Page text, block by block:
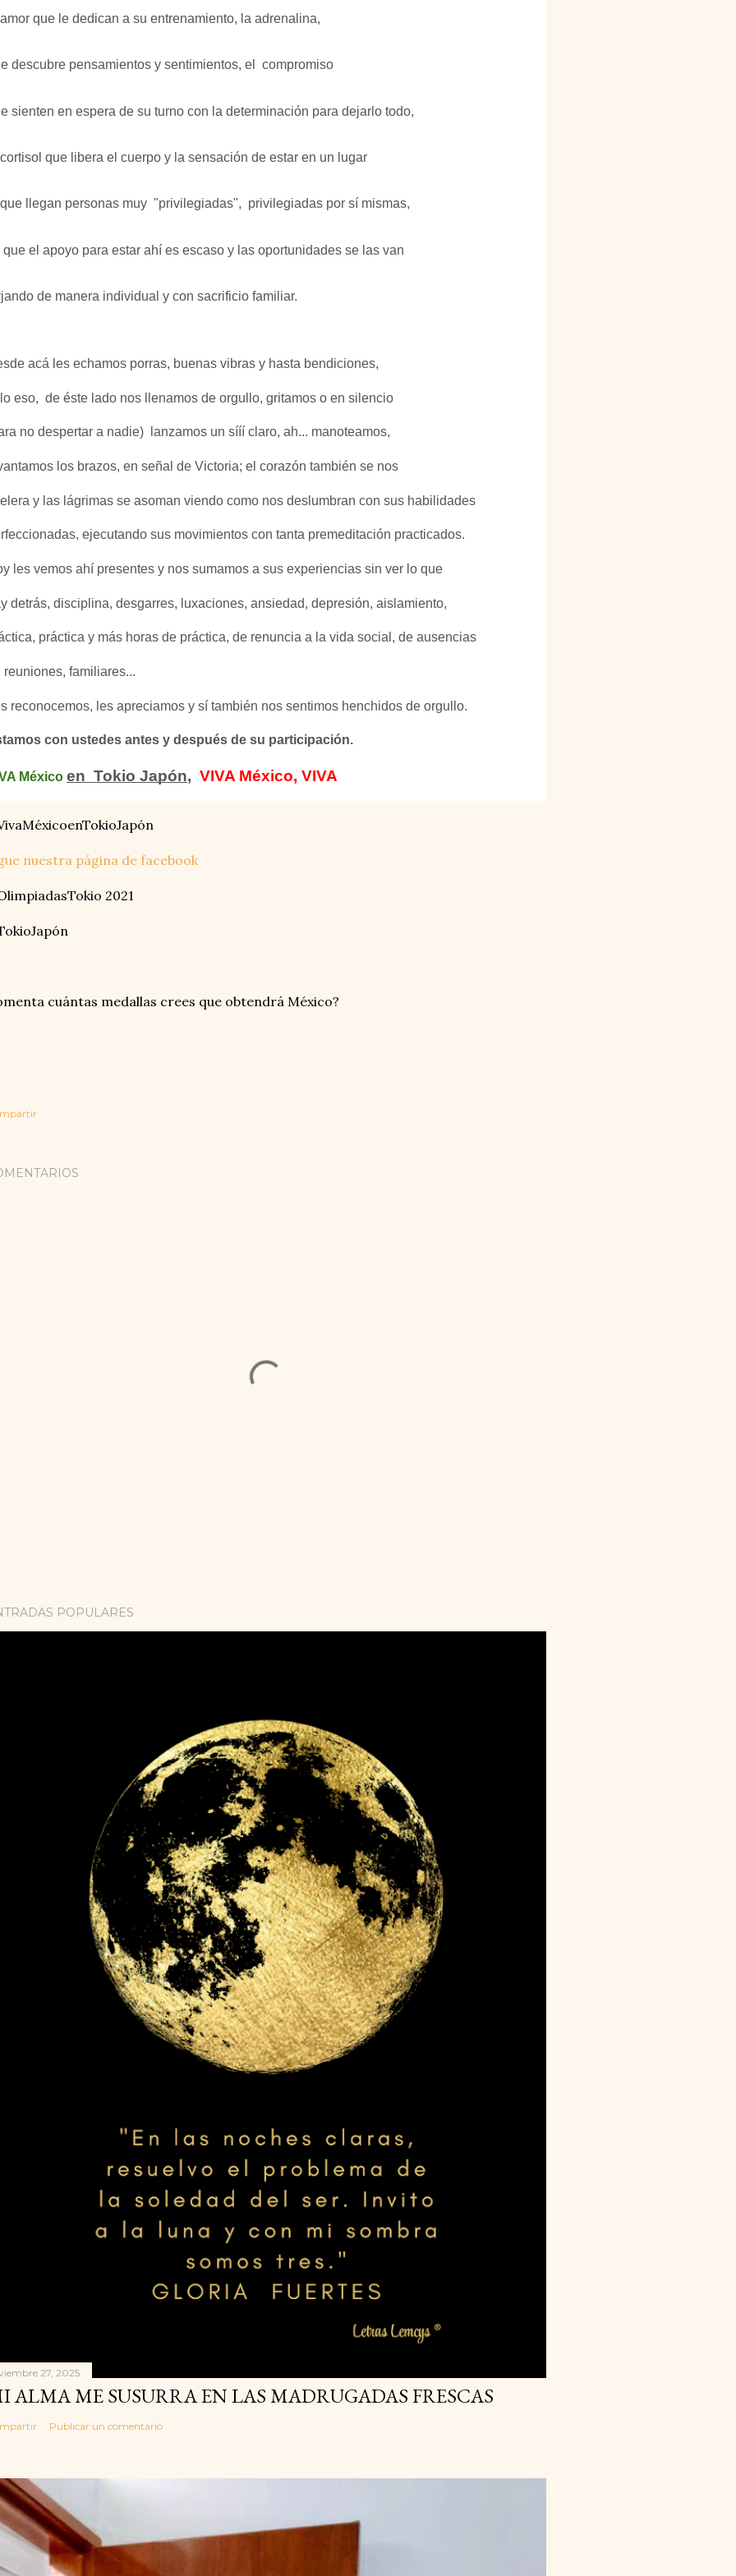
que le dedican a su entrenamiento, la adrenalina,
descubre pensamientos y sentimientos, el  compromiso
sienten en espera de su turno con la determinación para dejarlo todo,
que libera el cuerpo y la sensación de estar en un lugar
llegan personas muy  "privilegiadas",  privilegiadas por sí mismas,
que el apoyo para estar ahí es escaso y las oportunidades se las van
de manera individual y con sacrificio familiar.
acá les echamos porras, buenas vibras y hasta bendiciones,
eso,  de éste lado nos llenamos de orgullo, gritamos o en silencio
no despertar a nadie)  lanzamos un sííí claro, ah... manoteamos,
los brazos, en señal de Victoria; el corazón también se nos
y las lágrimas se asoman viendo como nos deslumbran con sus habilidades
ejecutando sus movimientos con tanta premeditación practicados.
les vemos ahí presentes y nos sumamos a sus experiencias sin ver lo que
detrás, disciplina, desgarres, luxaciones, ansiedad, depresión, aislamiento,
práctica y más horas de práctica, de renuncia a la vida social, de ausencias
reuniones, familiares...
reconocemos, les apreciamos y sí también nos sentimos henchidos de orgullo.
con ustedes antes y después de su participación.
México en  Tokio Japón, VIVA México, VIVA
nuestra página de facebook
2021
cuántas medallas crees que obtendrá México?
POPULARES
27, 2025
ALMA ME SUSURRA EN LAS MADRUGADAS FRESCAS
Publicar un comentario